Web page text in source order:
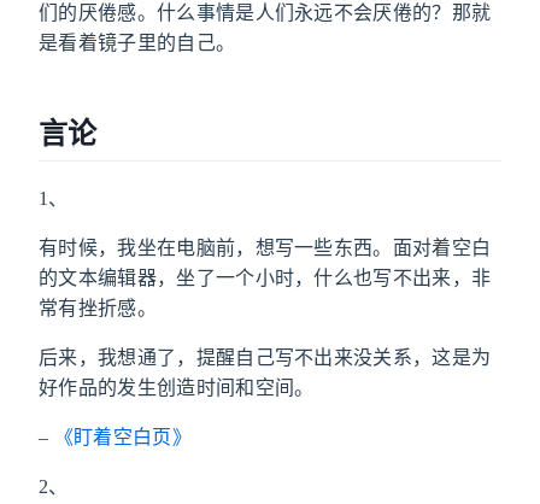
们的厌倦感。什么事情是人们永远不会厌倦的？那就
是看着镜子里的自己。
言论
1、
有时候，我坐在电脑前，想写一些东西。面对着空白
的文本编辑器，坐了一个小时，什么也写不出来，非
常有挫折感。
后来，我想通了，提醒自己写不出来没关系，这是为
好作品的发生创造时间和空间。
– 《盯着空白页》
2、